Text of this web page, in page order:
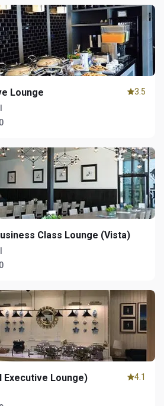
Lounge 3.5
Class Lounge (Vista)
Executive Lounge) 4.1